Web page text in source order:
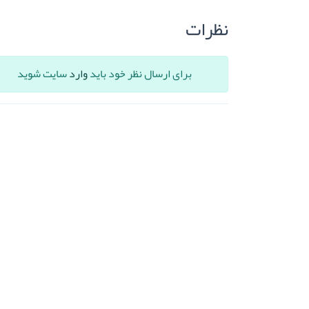
نظرات
برای ارسال نظر خود بایدواردسایت شوید